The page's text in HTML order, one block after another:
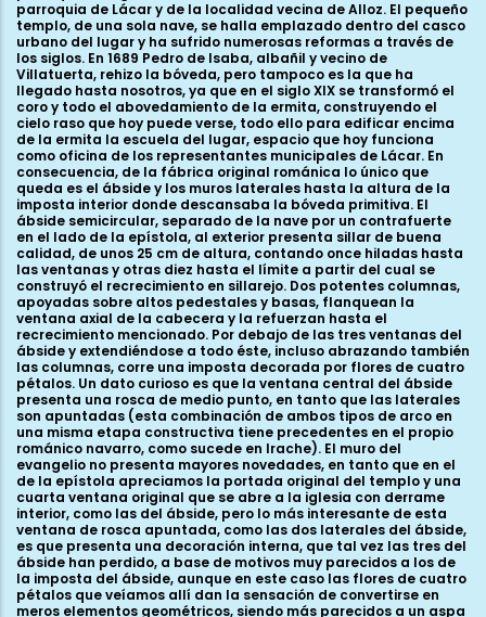
parroquia de Lácar y de la localidad vecina de Alloz. El pequeño
templo, de una sola nave, se halla emplazado dentro del casco
urbano del lugar y ha sufrido numerosas reformas a través de
los siglos. En 1689 Pedro de Isaba, albañil y vecino de
Villatuerta, rehizo la bóveda, pero tampoco es la que ha
llegado hasta nosotros, ya que en el siglo XIX se transformó el
coro y todo el abovedamiento de la ermita, construyendo el
cielo raso que hoy puede verse, todo ello para edificar encima
de la ermita la escuela del lugar, espacio que hoy funciona
como oficina de los representantes municipales de Lácar. En
consecuencia, de la fábrica original románica lo único que
queda es el ábside y los muros laterales hasta la altura de la
imposta interior donde descansaba la bóveda primitiva. El
ábside semicircular, separado de la nave por un contrafuerte
en el lado de la epístola, al exterior presenta sillar de buena
calidad, de unos 25 cm de altura, contando once hiladas hasta
las ventanas y otras diez hasta el límite a partir del cual se
construyó el recrecimiento en sillarejo. Dos potentes columnas,
apoyadas sobre altos pedestales y basas, flanquean la
ventana axial de la cabecera y la refuerzan hasta el
recrecimiento mencionado. Por debajo de las tres ventanas del
ábside y extendiéndose a todo éste, incluso abrazando también
las columnas, corre una imposta decorada por flores de cuatro
pétalos. Un dato curioso es que la ventana central del ábside
presenta una rosca de medio punto, en tanto que las laterales
son apuntadas (esta combinación de ambos tipos de arco en
una misma etapa constructiva tiene precedentes en el propio
románico navarro, como sucede en Irache). El muro del
evangelio no presenta mayores novedades, en tanto que en el
de la epístola apreciamos la portada original del templo y una
cuarta ventana original que se abre a la iglesia con derrame
interior, como las del ábside, pero lo más interesante de esta
ventana de rosca apuntada, como las dos laterales del ábside,
es que presenta una decoración interna, que tal vez las tres del
ábside han perdido, a base de motivos muy parecidos a los de
la imposta del ábside, aunque en este caso las flores de cuatro
pétalos que veíamos allí dan la sensación de convertirse en
meros elementos geométricos, siendo más parecidos a un aspa